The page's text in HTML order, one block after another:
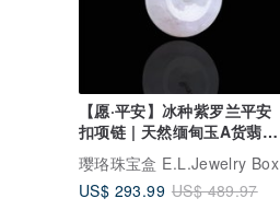
【愿·平安】冰种紫罗兰平安
扣项链 | 天然缅甸玉A货翡翠
| 送礼
璎珞珠宝盒 E.L.Jewelry Box
US$ 293.99 US$ 489.97